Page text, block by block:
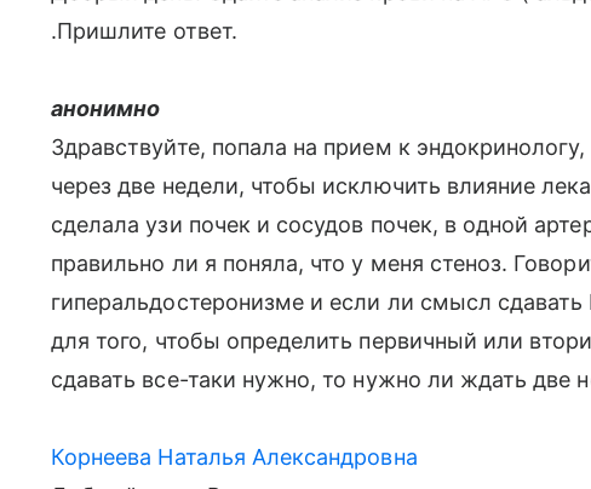
.Пришлите ответ.
анонимно
Здравствуйте, попала на прием к
через две недели, чтобы исключить влияние
сделала узи почек и сосудов почек, в одной
правильно ли я поняла, что у меня стеноз.
гиперальдостеронизме и если ли смысл
для того, чтобы определить первичный или
сдавать все-таки нужно, то нужно ли ждать две
Корнеева Наталья Александровна